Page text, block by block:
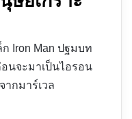
Iron Man ปฐมบท
นจะมาเป็นไอรอน
กมาร์เวล